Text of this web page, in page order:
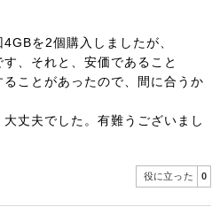
を2個購入しましたが、
、それと、安価であること
ことがあったので、間に合うか
丈夫でした。有難うございまし
役に立った 0